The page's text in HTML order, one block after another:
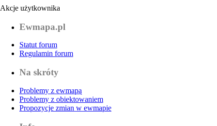
Akcje użytkownika
Ewmapa.pl
Statut forum
Regulamin forum
Na skróty
Problemy z ewmapą
Problemy z obiektowaniem
Propozycje zmian w ewmapie